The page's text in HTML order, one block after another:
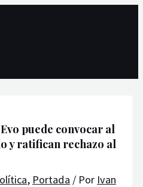
puede convocar al
y ratifican rechazo al
, Portada / Por Ivan